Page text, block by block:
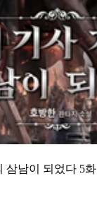
삼남이 되었다 5화